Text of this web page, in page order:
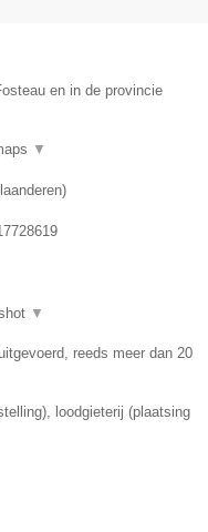
en in de provincie
▼
)
▼
reeds meer dan 20
loodgieterij (plaatsing